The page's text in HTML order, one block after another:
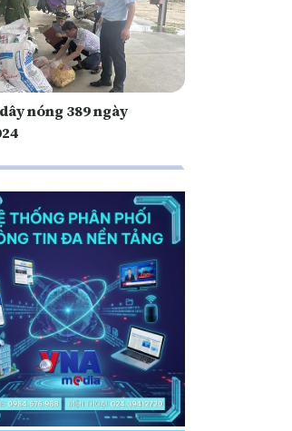
nóng 389 ngày